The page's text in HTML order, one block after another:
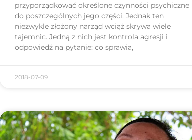
przyporządkować określone czynności psychiczne
do poszczególnych jego części. Jednak ten
niezwykle złożony narząd wciąż skrywa wiele
tajemnic. Jedną z nich jest kontrola agresji i
odpowiedź na pytanie: co sprawia,
2018-07-09